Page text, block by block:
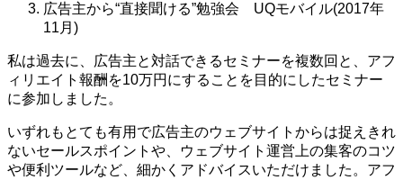
広告主から“直接聞ける”勉強会 UQモバイル(2017年
11月)
私は過去に、広告主と対話できるセミナーを複数回と、アフ
ィリエイト報酬を10万円にすることを目的にしたセミナー
に参加しました。
いずれもとても有用で広告主のウェブサイトからは捉えきれ
ないセールスポイントや、ウェブサイト運営上の集客のコツ
や便利ツールなど、細かくアドバイスいただけました。アフ